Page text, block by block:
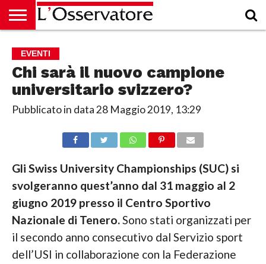
CULTURA
ECONOMIA
RUBRICHE
ARCHIVIO
PODCAST
ABBONAMENTO
CHI
SIAMO
ACCEDI
EVENTI
Chi sarà il nuovo campione
universitario svizzero?
Pubblicato in data28 Maggio 2019, 13:29
Gli Swiss University Championships (SUC) si
svolgeranno quest’anno dal 31 maggio al 2
giugno 2019 presso il Centro Sportivo
Nazionale di Tenero.Sono stati organizzati per
il secondo anno consecutivo dal Servizio sport
dell’USI in collaborazione con la Federazione